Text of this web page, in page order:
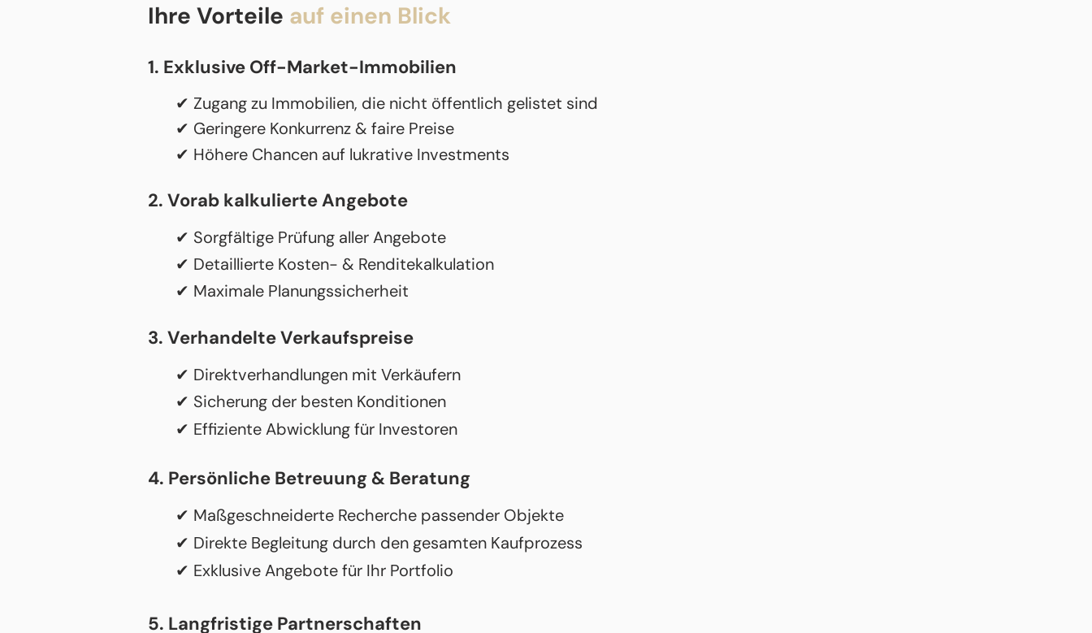
Ihre Vorteile auf einen Blick
1. Exklusive Off-Market-Immobilien
✔ Zugang zu Immobilien, die nicht öffentlich gelistet sind
✔ Geringere Konkurrenz & faire Preise
✔ Höhere Chancen auf lukrative Investments
2. Vorab kalkulierte Angebote
✔ Sorgfältige Prüfung aller Angebote
✔ Detaillierte Kosten- & Renditekalkulation
✔ Maximale Planungssicherheit
3. Verhandelte Verkaufspreise
✔ Direktverhandlungen mit Verkäufern
✔ Sicherung der besten Konditionen
✔ Effiziente Abwicklung für Investoren
4. Persönliche Betreuung & Beratung
✔ Maßgeschneiderte Recherche passender Objekte
✔ Direkte Begleitung durch den gesamten Kaufprozess
✔ Exklusive Angebote für Ihr Portfolio
5. Langfristige Partnerschaften